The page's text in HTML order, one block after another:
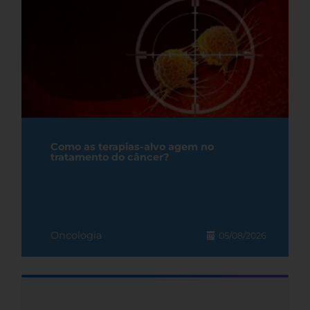
Como as terapias-alvo agem no
tratamento do câncer?
Oncologia 05/08/2026